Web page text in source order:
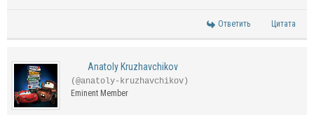
Ответить Цитата
Anatoly Kruzhavchikov
(@anatoly-kruzhavchikov)
Eminent Member